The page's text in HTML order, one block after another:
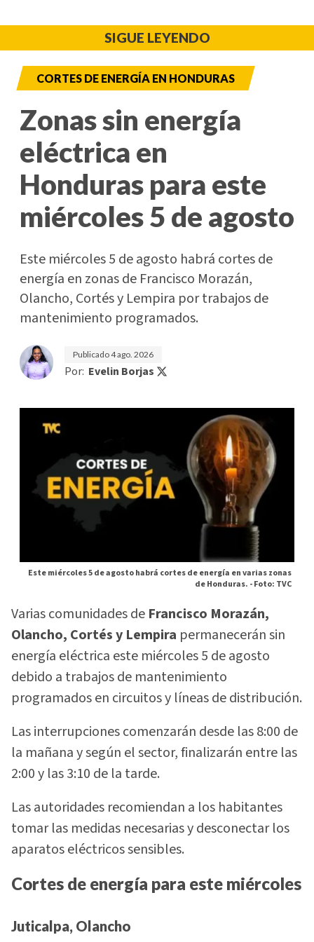
SIGUE LEYENDO
CORTES DE ENERGÍA EN HONDURAS
Zonas sin energía
eléctrica en
Honduras para este
miércoles 5 de agosto
Este miércoles 5 de agosto habrá cortes de
energía en zonas de Francisco Morazán,
Olancho, Cortés y Lempira por trabajos de
mantenimiento programados.
Publicado4 ago. 2026
Por: Evelin Borjas
Este miércoles 5 de agosto habrá cortes de energía en varias zonas
de Honduras. -Foto: TVC
Varias comunidades de Francisco Morazán,
Olancho, Cortés y Lempira permanecerán sin
energía eléctrica este miércoles 5 de agosto
debido a trabajos de mantenimiento
programados en circuitos y líneas de distribución.
Las interrupciones comenzarán desde las 8:00 de
la mañana y según el sector, finalizarán entre las
2:00 y las 3:10 de la tarde.
Las autoridades recomiendan a los habitantes
tomar las medidas necesarias y desconectar los
aparatos eléctricos sensibles.
Cortes de energía para este miércoles
Juticalpa, Olancho